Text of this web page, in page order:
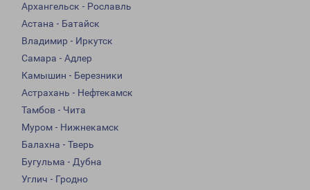
Архангельск - Рославль
Астана - Батайск
Владимир - Иркутск
Самара - Адлер
Камышин - Березники
Астрахань - Нефтекамск
Тамбов - Чита
Муром - Нижнекамск
Балахна - Тверь
Бугульма - Дубна
Углич - Гродно